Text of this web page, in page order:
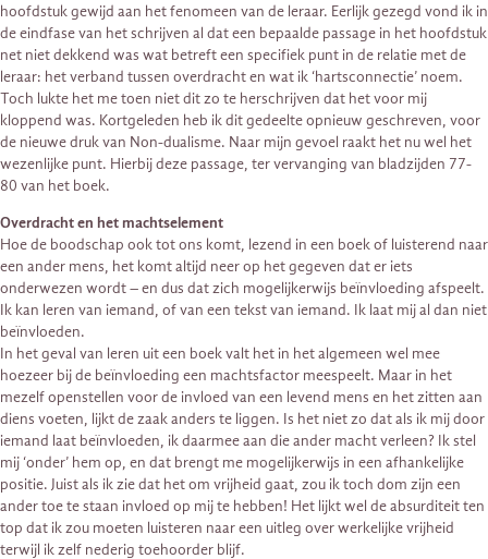
hoofdstuk gewijd aan het fenomeen van de leraar. Eerlijk gezegd vond ik in
de eindfase van het schrijven al dat een bepaalde passage in het hoofdstuk
net niet dekkend was wat betreft een specifiek punt in de relatie met de
leraar: het verband tussen overdracht en wat ik ‘hartsconnectie’ noem.
Toch lukte het me toen niet dit zo te herschrijven dat het voor mij
kloppend was. Kortgeleden heb ik dit gedeelte opnieuw geschreven, voor
de nieuwe druk van Non-dualisme. Naar mijn gevoel raakt het nu wel het
wezenlijke punt. Hierbij deze passage, ter vervanging van bladzijden 77-
80 van het boek.
Overdracht en het machtselement
Hoe de boodschap ook tot ons komt, lezend in een boek of luisterend naar
een ander mens, het komt altijd neer op het gegeven dat er iets
onderwezen wordt – en dus dat zich mogelijkerwijs beïnvloeding afspeelt.
Ik kan leren van iemand, of van een tekst van iemand. Ik laat mij al dan niet
beïnvloeden.
In het geval van leren uit een boek valt het in het algemeen wel mee
hoezeer bij de beïnvloeding een machtsfactor meespeelt. Maar in het
mezelf openstellen voor de invloed van een levend mens en het zitten aan
diens voeten, lijkt de zaak anders te liggen. Is het niet zo dat als ik mij door
iemand laat beïnvloeden, ik daarmee aan die ander macht verleen? Ik stel
mij ‘onder’ hem op, en dat brengt me mogelijkerwijs in een afhankelijke
positie. Juist als ik zie dat het om vrijheid gaat, zou ik toch dom zijn een
ander toe te staan invloed op mij te hebben! Het lijkt wel de absurditeit ten
top dat ik zou moeten luisteren naar een uitleg over werkelijke vrijheid
terwijl ik zelf nederig toehoorder blijf.